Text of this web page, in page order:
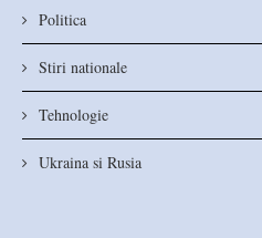
Politica
Stiri nationale
Tehnologie
Ukraina si Rusia